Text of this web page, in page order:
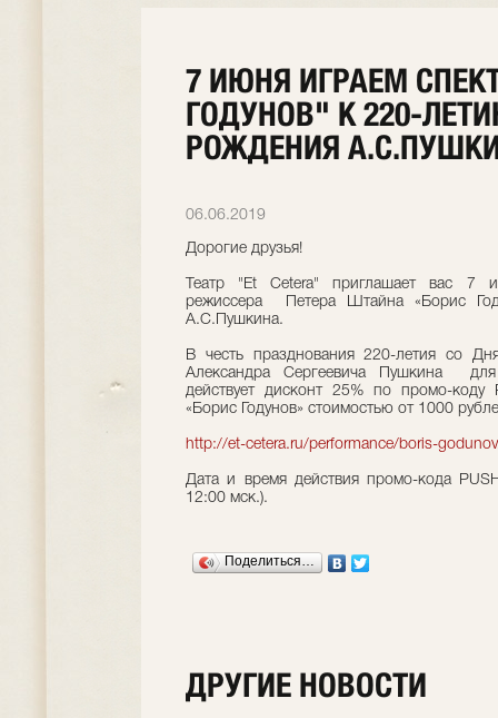
7 ИЮНЯ ИГРАЕМ
ГОДУНОВ" К 220-
РОЖДЕНИЯ
06.06.2019
Дорогие друзья!
Театр "Et Cetera" приглашает вас 7
режиссера Петера Штайна «Борис
А.С.Пушкина.
В честь празднования 220-летия со
Александра Сергеевича Пушкина для
действует дисконт 25% по промо-коду
«Борис Годунов» стоимостью от 1000
http://et-cetera.ru/performance/boris-
Дата и время действия промо-кода
12:00 мск.).
Поделиться…
ДРУГИЕ НОВОСТИ